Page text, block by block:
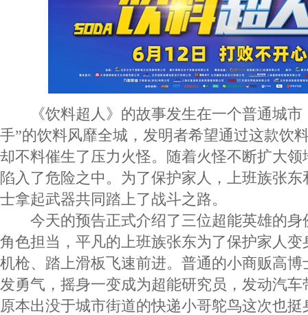
《饮料超人》的故事发生在一个普通城市
手”的饮料风靡全城，发明者希望通过这款饮
却不料催生了压力火怪。随着火怪不断扩大
陷入了危险之中。为了保护家人，上班族张
士拿起武器共同踏上了战斗之路。
今天的预告正式介绍了三位超能英雄的身
角色担当，平凡的上班族张东为了保护家人
机枪、踏上滑板飞速前进。普通的小商贩高
发勇气，摇身一变成为超能研究员，发动汽
原本出没于城市街道的快递小哥鸵鸟这次也